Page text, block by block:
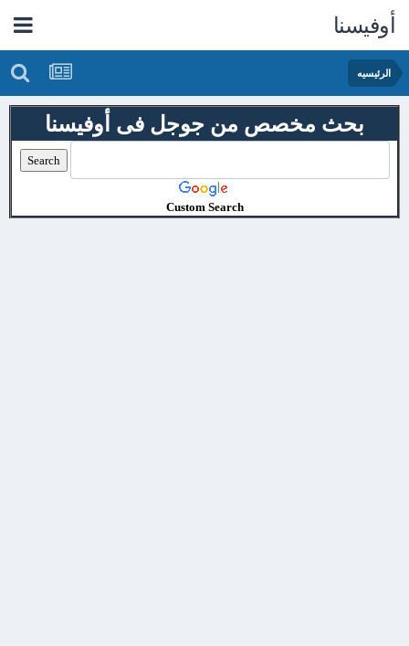
أوفيسنا
الرئيسيه
بحث مخصص من جوجل فى أوفيسنا
Custom Search